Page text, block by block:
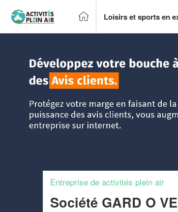
Loisirs et sports en
Entreprise de activités plein air
Société GARD O